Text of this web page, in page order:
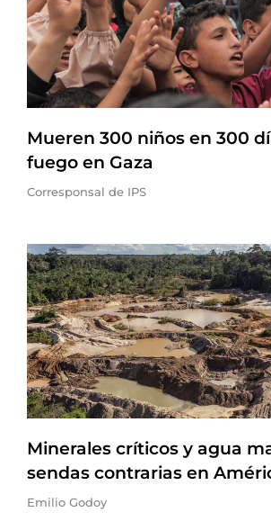
Mueren 300 niños en 300
fuego en Gaza
Corresponsal de IPS
Minerales críticos y agua
sendas contrarias en
Emilio Godoy